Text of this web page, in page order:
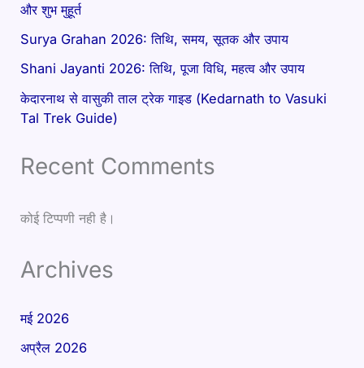
और शुभ मुहूर्त
Surya Grahan 2026: तिथि, समय, सूतक और उपाय
Shani Jayanti 2026: तिथि, पूजा विधि, महत्व और उपाय
केदारनाथ से वासुकी ताल ट्रेक गाइड (Kedarnath to Vasuki
Tal Trek Guide)
Recent Comments
कोई टिप्पणी नही है।
Archives
मई 2026
अप्रैल 2026